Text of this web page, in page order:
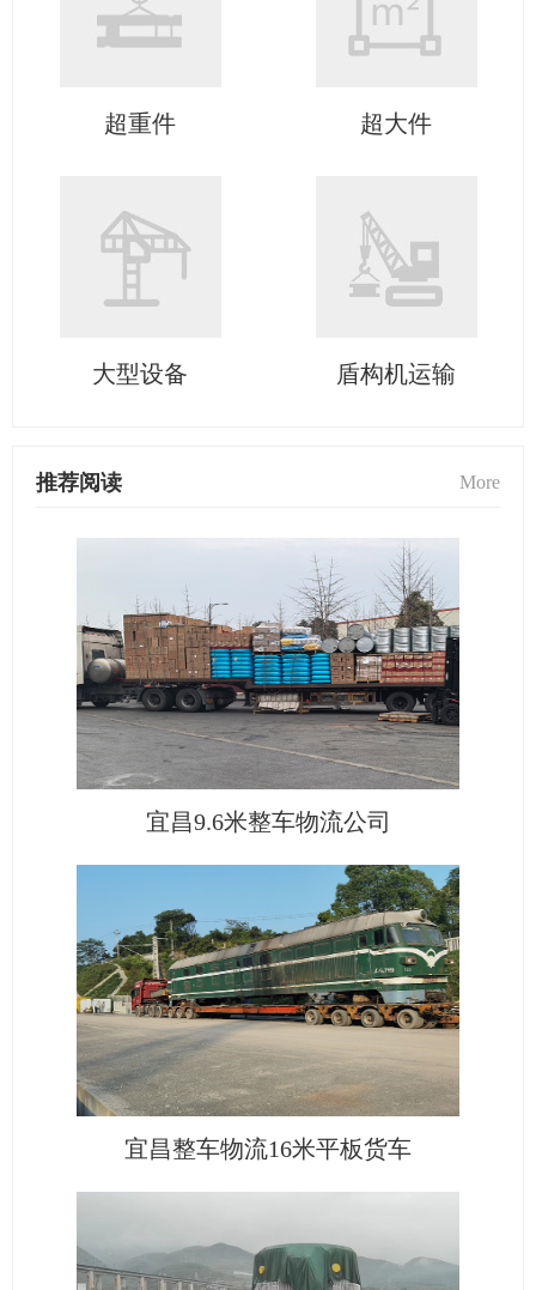
超重件 超大件
大型设备 盾构机运输
推荐阅读 More
宜昌9.6米整车物流公司
宜昌整车物流16米平板货车